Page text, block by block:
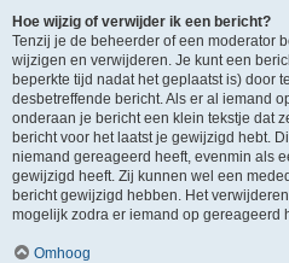
Hoe wijzig of verwijder ik een bericht?
Tenzij je de beheerder of een moderator
wijzigen en verwijderen. Je kunt een
beperkte tijd nadat het geplaatst is) door
desbetreffende bericht. Als er al iemand
onderaan je bericht een klein tekstje dat
bericht voor het laatst je gewijzigd hebt.
niemand gereageerd heeft, evenmin als
gewijzigd heeft. Zij kunnen wel een
bericht gewijzigd hebben. Het
mogelijk zodra er iemand op gereageerd
Omhoog